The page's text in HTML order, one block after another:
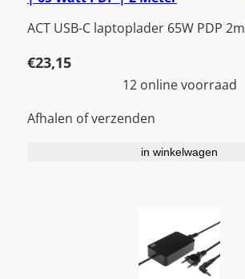
ACT USB-C laptoplader 65W PDP 2m
€23,15
12 online voorraad
Afhalen of verzenden
in winkelwagen